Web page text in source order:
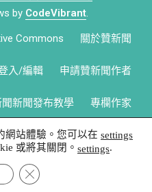
by CodeVibrant.
Commons 關於贊新聞
入/編輯 申請贊新聞作者
聞新聞發布教學 專欄作家
網站體驗。您可以在 settings
或將其關閉。 settings.
Close GDPR Cookie Banner